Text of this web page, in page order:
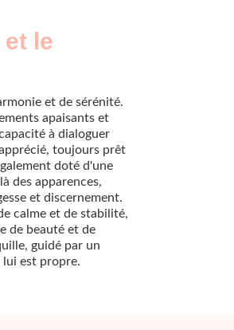
le
et de sérénité.
apaisants et
à dialoguer
toujours prêt
doté d'une
des apparences,
et discernement.
calme et de stabilité,
de beauté et de
guidé par un
est propre.